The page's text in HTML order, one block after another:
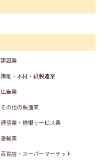
建設業
繊維・木材・紙製造業
広告業
その他の製造業
通信業・情報サービス業
運輸業
百貨店・スーパーマーケット